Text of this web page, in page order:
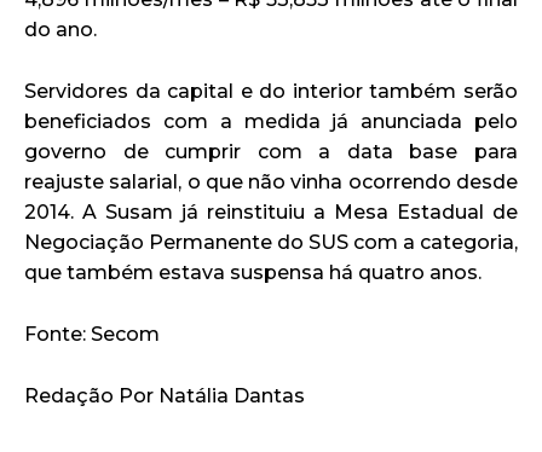
do ano.
Servidores da capital e do interior também serão
beneficiados com a medida já anunciada pelo
governo de cumprir com a data base para
reajuste salarial, o que não vinha ocorrendo desde
2014. A Susam já reinstituiu a Mesa Estadual de
Negociação Permanente do SUS com a categoria,
que também estava suspensa há quatro anos.
Fonte: Secom
Redação Por Natália Dantas